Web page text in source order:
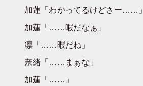
加蓮「わかってるけどさー……」
加蓮「……暇だなぁ」
凛「……暇だね」
奈緒「……まぁな」
加蓮「……」